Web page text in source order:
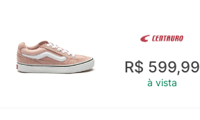
R$ 599,99
à vista